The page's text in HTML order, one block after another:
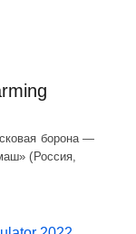
борона —
(Россия,